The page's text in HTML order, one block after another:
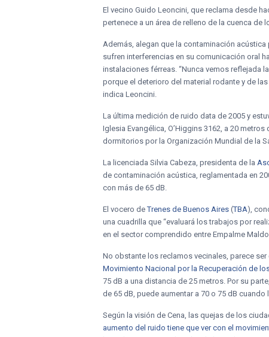
El vecino Guido Leoncini, que reclama desde
pertenece a un área de relleno de la cuenca de
Además, alegan que la contaminación
sufren interferencias en su comunicación oral
instalaciones férreas. “Nunca vemos reflejada
porque el deterioro del material rodante y de
indica Leoncini.
La última medición de ruido data de 2005 y
Iglesia Evangélica, O’Higgins 3162, a 20
dormitorios por la Organización Mundial de la
La licenciada Silvia Cabeza, presidenta de la
de contaminación acústica, reglamentada en
con más de 65 dB.
El vocero deTrenes de Buenos Aires (TBA),
una cuadrilla que “evaluará los trabajos por
en el sector comprendido entre Empalme
No obstante los reclamos vecinales, parece
Movimiento Nacional por la Recuperación de
75 dB a una distancia de 25 metros. Por su
de 65 dB, puede aumentar a 70 o 75 dB
Según la visión de Cena, las quejas de los
aumento del ruido tiene que ver con el